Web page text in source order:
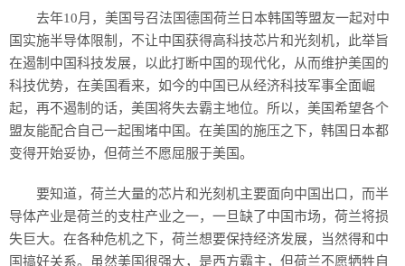
去年10月，美国号召法国德国荷兰日本韩国等盟友一起对中
国实施半导体限制，不让中国获得高科技芯片和光刻机，此举旨
在遏制中国科技发展，以此打断中国的现代化，从而维护美国的
科技优势，在美国看来，如今的中国已从经济科技军事全面崛
起，再不遏制的话，美国将失去霸主地位。所以，美国希望各个
盟友能配合自己一起围堵中国。在美国的施压之下，韩国日本都
变得开始妥协，但荷兰不愿屈服于美国。
要知道，荷兰大量的芯片和光刻机主要面向中国出口，而半
导体产业是荷兰的支柱产业之一，一旦缺了中国市场，荷兰将损
失巨大。在各种危机之下，荷兰想要保持经济发展，当然得和中
国搞好关系。虽然美国很强大，是西方霸主，但荷兰不愿牺牲自